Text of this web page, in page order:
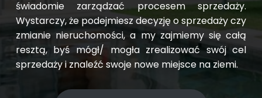
świadomie zarządzać procesem sprzedaży.
Wystarczy, że podejmiesz decyzję o sprzedaży czy
zmianie nieruchomości, a my zajmiemy się całą
resztą, byś mógł/ mogła zrealizować swój cel
sprzedaży i znaleźć swoje nowe miejsce na ziemi.